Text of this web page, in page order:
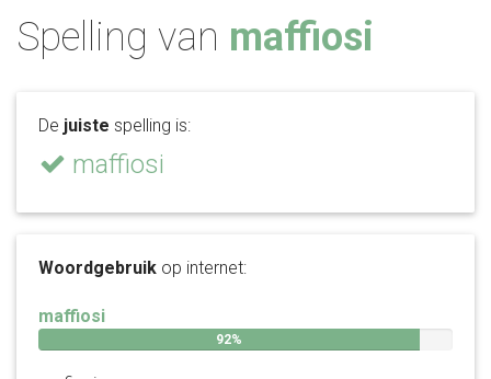
Spelling van maffiosi
De juiste spelling is:
maffiosi
Woordgebruik op internet:
maffiosi
92%